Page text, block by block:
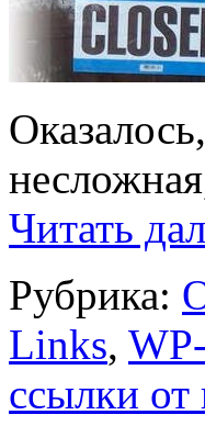
Читать
Рубрика:
Links,
ссылки от